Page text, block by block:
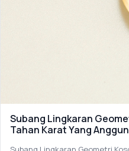
Subang Lingkaran
Tahan Karat Yang Anggun